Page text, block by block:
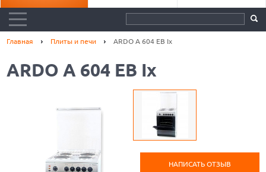
Главная Плиты и печи ARDO A 604 EB Ix
ARDO A 604 EB Ix
НАПИСАТЬ ОТЗЫВ